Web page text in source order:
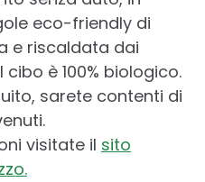
eco-friendly di
e riscaldata dai
è 100% biologico.
sarete contenti di
visitate il sito